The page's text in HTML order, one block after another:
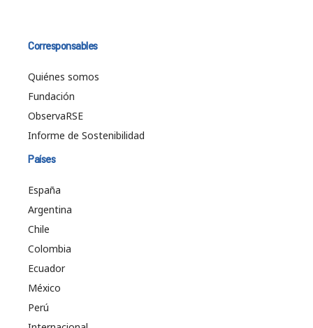
Corresponsables
Quiénes somos
Fundación
ObservaRSE
Informe de Sostenibilidad
Países
España
Argentina
Chile
Colombia
Ecuador
México
Perú